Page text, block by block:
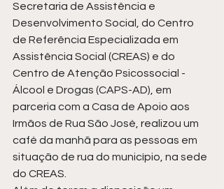
Secretaria de Assistência e
Desenvolvimento Social, do Centro
de Referência Especializada em
Assistência Social (CREAS) e do
Centro de Atenção Psicossocial -
Álcool e Drogas (CAPS-AD), em
parceria com a Casa de Apoio aos
Irmãos de Rua São José, realizou um
café da manhã para as pessoas em
situação de rua do município, na sede
do CREAS.